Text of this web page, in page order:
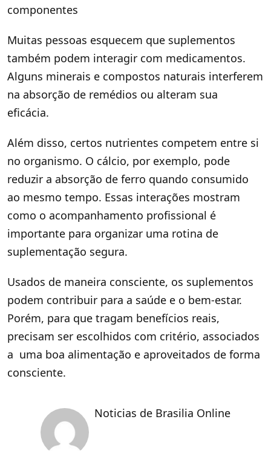
componentes
Muitas pessoas esquecem que suplementos
também podem interagir com medicamentos.
Alguns minerais e compostos naturais interferem
na absorção de remédios ou alteram sua
eficácia.
Além disso, certos nutrientes competem entre si
no organismo. O cálcio, por exemplo, pode
reduzir a absorção de ferro quando consumido
ao mesmo tempo. Essas interações mostram
como o acompanhamento profissional é
importante para organizar uma rotina de
suplementação segura.
Usados de maneira consciente, os suplementos
podem contribuir para a saúde e o bem-estar.
Porém, para que tragam benefícios reais,
precisam ser escolhidos com critério, associados
a uma boa alimentação e aproveitados de forma
consciente.
Noticias de Brasilia Online